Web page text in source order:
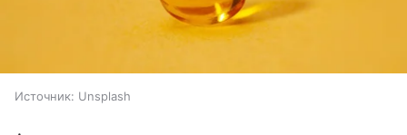
Источник: Unsplash